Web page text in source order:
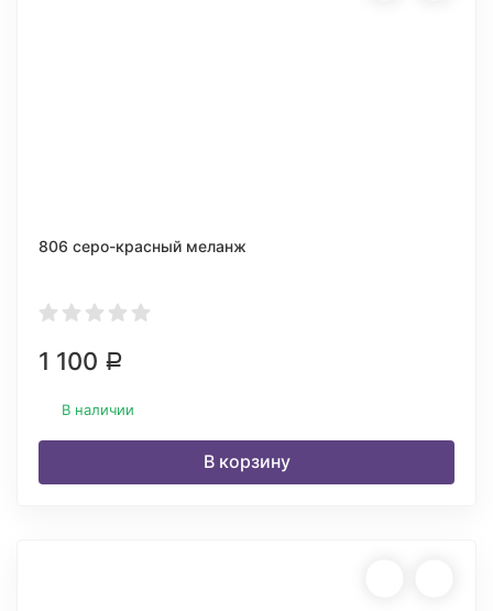
806 серо-красный меланж
1 100 Р
В наличии
В корзину